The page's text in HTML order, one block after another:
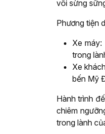
vôi sừng
Phương tiện
Xe
trong
Xe
bến Mỹ
Hành trình
chiêm
trong lành